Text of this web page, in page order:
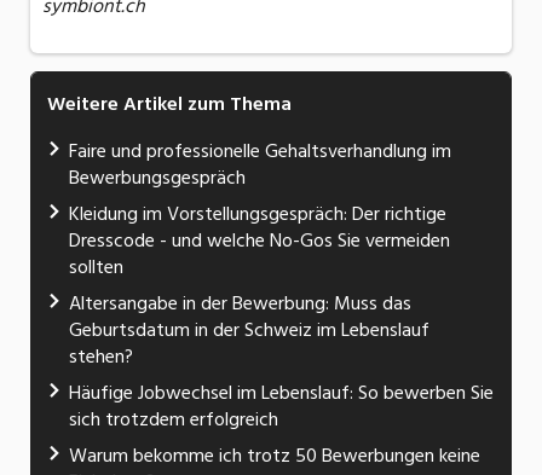
symbiont.ch
Weitere Artikel zum Thema
Faire und professionelle Gehaltsverhandlung im
Bewerbungsgespräch
Kleidung im Vorstellungsgespräch: Der richtige
Dresscode - und welche No-Gos Sie vermeiden
sollten
Altersangabe in der Bewerbung: Muss das
Geburtsdatum in der Schweiz im Lebenslauf
stehen?
Häufige Jobwechsel im Lebenslauf: So bewerben Sie
sich trotzdem erfolgreich
Warum bekomme ich trotz 50 Bewerbungen keine